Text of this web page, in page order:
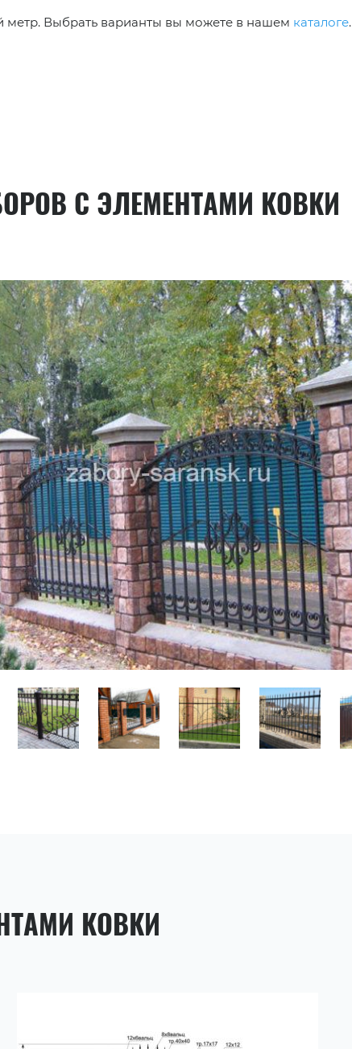
метр. Выбрать варианты вы можете в нашем каталоге.
С ЭЛЕМЕНТАМИ КОВКИ
КОВКИ